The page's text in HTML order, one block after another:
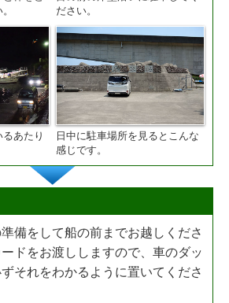
ださい。
あたり
日中に駐車場所を見るとこんな
感じです。
備をして船の前までお越しくださ
ドをお渡ししますので、車のダッ
それをわかるように置いてくださ